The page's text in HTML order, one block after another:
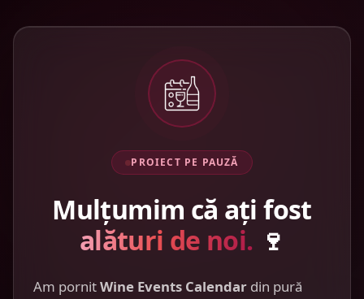
PROIECT PE PAUZĂ
Mulțumim că ați fost
alături de noi. 🍷
Am pornitWine Events Calendar din pură